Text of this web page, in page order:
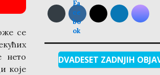
се
нето
које
DVADESET ZADNJIH